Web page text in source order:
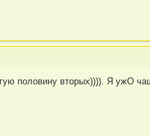
половину вторых)))). Я ужО